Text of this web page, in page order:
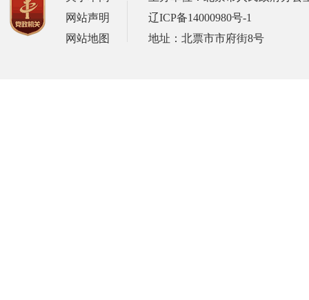
网站声明
网站地图
辽ICP备14000980号-1
地址：北票市市府街8号